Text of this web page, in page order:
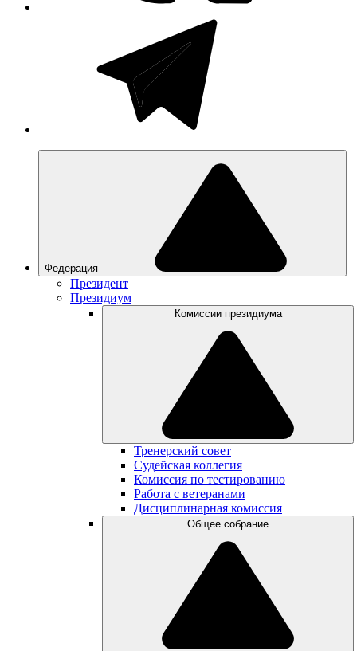
Федерация
Президент
Президиум
Комиссии президиума
Тренерский совет
Судейская коллегия
Комиссия по тестированию
Работа с ветеранами
Дисциплинарная комиссия
Общее собрание